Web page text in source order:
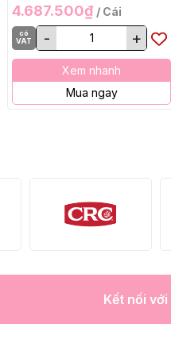
4.687.500₫ / Cái
có
VAT
- +
Xem nhanh
Mua ngay
Kết nối